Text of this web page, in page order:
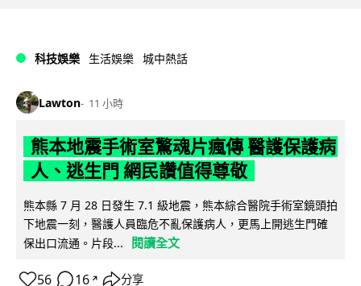
科技娛樂 生活娛樂 城中熱話
Lawton 11 小時
熊本地震手術室驚魂片瘋傳 醫護保護病
人、逃生門 網民讚值得尊敬
熊本縣 7 月 28 日發生 7.1 級地震，熊本綜合醫院手術室鏡頭拍
下地震一刻，醫護人員臨危不亂保護病人，更馬上開逃生門確
保出口流通。片段...
閱讀全文
56 16 ↗ 分享